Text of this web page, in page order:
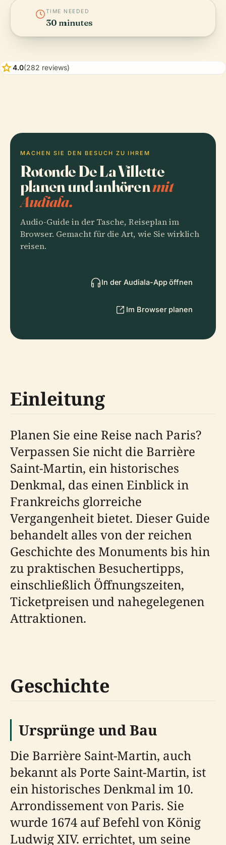
TIME NEEDED
30 minutes
star4.0(282 reviews)
MACHEN SIE DEN BESUCH ZU IHREM
Rotonde De La Villette
planen und anhörenmit
Audiala.
Audio-Guide in der Tasche, Reiseplan im
Browser. Gemacht für die Art, wie Sie wirklich
reisen.
In der Audiala-App öffnen
Im Browser planen
Einleitung
Planen Sie eine Reise nach Paris?
Verpassen Sie nicht die Barrière
Saint-Martin, ein historisches
Denkmal, das einen Einblick in
Frankreichs glorreiche
Vergangenheit bietet. Dieser Guide
behandelt alles von der reichen
Geschichte des Monuments bis hin
zu praktischen Besuchertipps,
einschließlich Öffnungszeiten,
Ticketpreisen und nahegelegenen
Attraktionen.
Geschichte
Ursprünge und Bau
Die Barrière Saint-Martin, auch
bekannt als Porte Saint-Martin, ist
ein historisches Denkmal im 10.
Arrondissement von Paris. Sie
wurde 1674 auf Befehl von König
Ludwig XIV. errichtet, um seine